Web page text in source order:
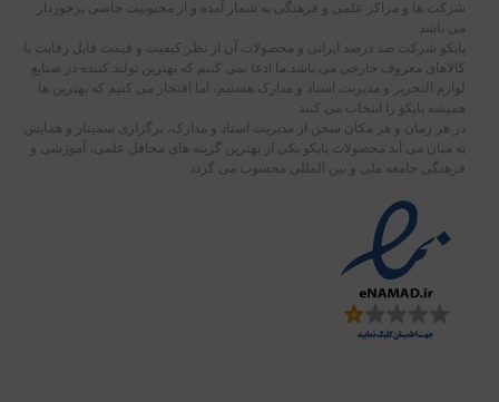
شرکت ها و مراکز علمی و فرهنگی به شمار آمده و از محبوبیت خاصی برخوردار
می باشد
پاپکو شرکت صد درصد ایرانی و محصولات آن از نظر کیفیت و قیمت قابل رقابت با
کالاهای معروف خارجی می باشد.ما ادعا نمی کنیم که بهترین تولید کننده در صنایع
لوازم التحریر و مدیریت اسناد و مدارک هستیم، اما افتخار می کنیم که بهترین ها
همیشه پاپکو را انتخاب می کنند
در هر زمان و هر مکان سخن از مدیریت اسناد و مدارک، برگزاری سمینار و همایش
به میان می آید محصولات پاپکو یکی از بهترین گزینه های محافل علمی، آموزشی و
فرهنگی جامعه ملی و بین المللی محسوب می گردد